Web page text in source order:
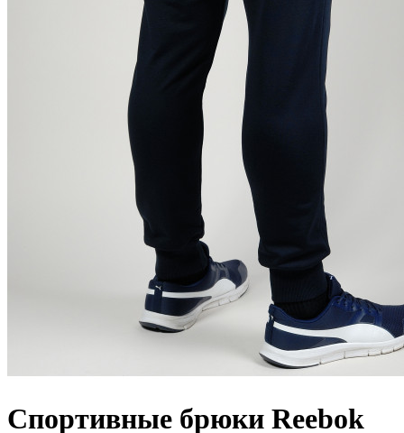
Cпортивные брюки Reebok